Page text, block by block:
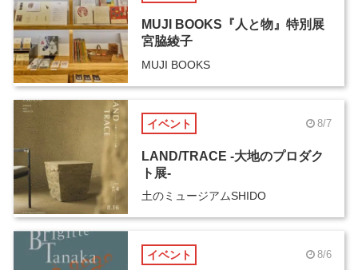
MUJI BOOKS『人と物』特別展
宮脇綾子
MUJI BOOKS
イベント 8/7
LAND/TRACE -大地のプロダク
ト展-
土のミュージアムSHIDO
イベント 8/6